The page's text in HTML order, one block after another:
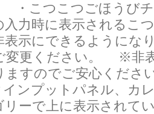
・こつこつごほうび
入力時に表示されるこ
表示にできるように
変更ください。 ※非
ますのでご安心くださ
ンプットパネル、カ
リーで上に表示されて